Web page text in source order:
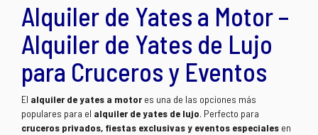
Alquiler de Yates a Motor –
Alquiler de Yates de Lujo
para Cruceros y Eventos
El alquiler de yates a motor es una de las opciones más
populares para el alquiler de yates de lujo. Perfecto para
cruceros privados, fiestas exclusivas y eventos especiales en